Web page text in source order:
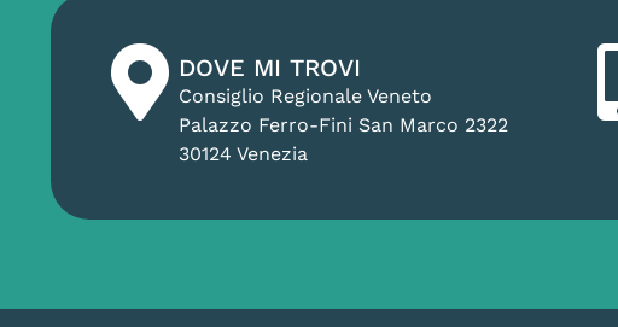
DOVE MI TROVI
Consiglio Regionale Veneto
Palazzo Ferro-Fini San Marco 2322
30124 Venezia